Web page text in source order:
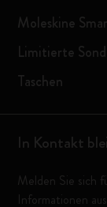
Moleskine
Limitierte
Taschen
In Kontakt
Melden Sie sich
Informationen